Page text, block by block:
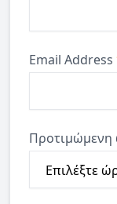
Email Address
Προτιμώμενη